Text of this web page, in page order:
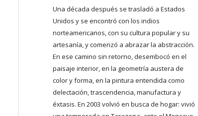
Una década después se trasladó a Estados
Unidos y se encontró con los indios
norteamericanos, con su cultura popular y su
artesanía, y comenzó a abrazar la abstracción.
En ese camino sin retorno, desembocó en el
paisaje interior, en la geometría austera de
color y forma, en la pintura entendida como
delectación, trascendencia, manufactura y
éxtasis. En 2003 volvió en busca de hogar: vivió